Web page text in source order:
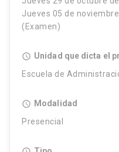
Jueves 05 de
(Examen)
access_time Unidad que dicta el
Escuela de
access_time Modalidad
Presencial